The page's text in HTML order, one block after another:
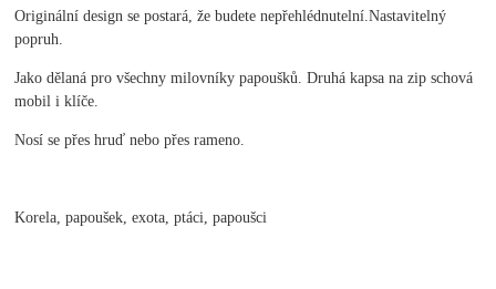
Originální design se postará, že budete nepřehlédnutelní.Nastavitelný
popruh.
Jako dělaná pro všechny milovníky papoušků. Druhá kapsa na zip schová
mobil i klíče.
Nosí se přes hruď nebo přes rameno.
Korela, papoušek, exota, ptáci, papoušci